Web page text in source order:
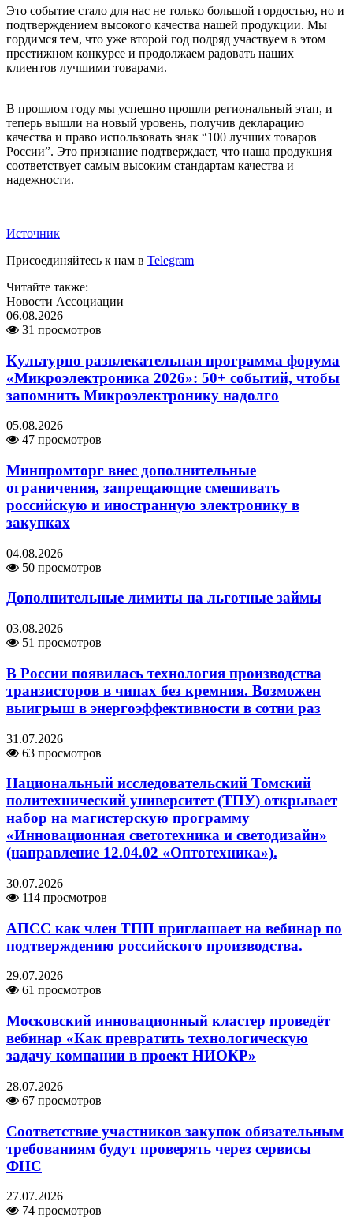
Это событие стало для нас не только большой гордостью, но и
подтверждением высокого качества нашей продукции. Мы
гордимся тем, что уже второй год подряд участвуем в этом
престижном конкурсе и продолжаем радовать наших
клиентов лучшими товарами.
В прошлом году мы успешно прошли региональный этап, и
теперь вышли на новый уровень, получив декларацию
качества и право использовать знак “100 лучших товаров
России”. Это признание подтверждает, что наша продукция
соответствует самым высоким стандартам качества и
надежности.
Источник
Присоединяйтесь к нам в Telegram
Читайте также:
Новости Ассоциации
06.08.2026
31 просмотров
Культурно развлекательная программа форума
«Микроэлектроника 2026»: 50+ событий, чтобы
запомнить Микроэлектронику надолго
05.08.2026
47 просмотров
Минпромторг внес дополнительные
ограничения, запрещающие смешивать
российскую и иностранную электронику в
закупках
04.08.2026
50 просмотров
Дополнительные лимиты на льготные займы
03.08.2026
51 просмотров
В России появилась технология производства
транзисторов в чипах без кремния. Возможен
выигрыш в энергоэффективности в сотни раз
31.07.2026
63 просмотров
Национальный исследовательский Томский
политехнический университет (ТПУ) открывает
набор на магистерскую программу
«Инновационная светотехника и светодизайн»
(направление 12.04.02 «Оптотехника»).
30.07.2026
114 просмотров
АПСС как член ТПП приглашает на вебинар по
подтверждению российского производства.
29.07.2026
61 просмотров
Московский инновационный кластер проведёт
вебинар «Как превратить технологическую
задачу компании в проект НИОКР»
28.07.2026
67 просмотров
Соответствие участников закупок обязательным
требованиям будут проверять через сервисы
ФНС
27.07.2026
74 просмотров